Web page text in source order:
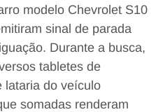
modelo Chevrolet S10
sinal de parada
Durante a busca,
tabletes de
lataria do veículo
somadas renderam